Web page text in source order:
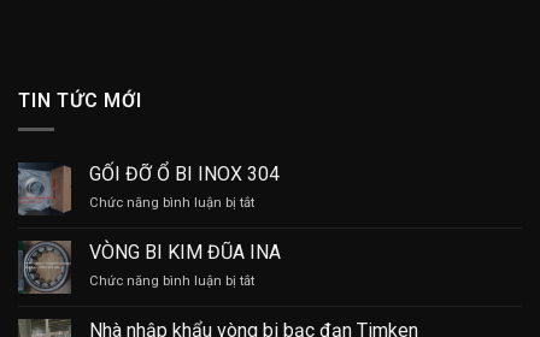
TIN TỨC MỚI
GỐI ĐỠ Ổ BI INOX 304
Chức năng bình luận bị tắtở
ĐỠ
Ổ
BI
304
VÒNG BI KIM ĐŨA INA
Chức năng bình luận bị tắtở
BI
Nhà nhập khẩu vòng bi bạc đạn Timken